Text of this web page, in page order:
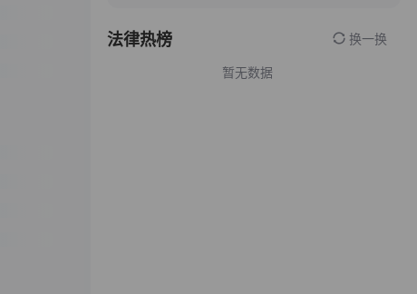
法律热榜 换一换
暂无数据